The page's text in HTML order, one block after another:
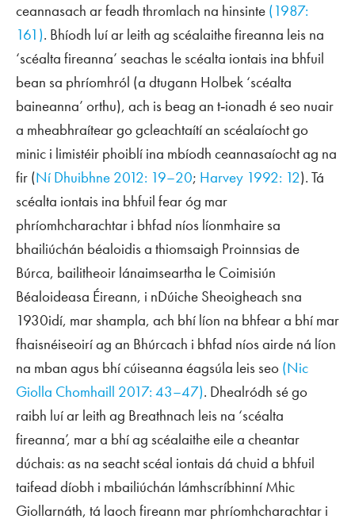
ceannasach ar feadh thromlach na hinsinte (1987:
161). Bhíodh luí ar leith ag scéalaithe fireanna leis na
‘scéalta fireanna’ seachas le scéalta iontais ina bhfuil
bean sa phríomhról (a dtugann Holbek ‘scéalta
baineanna’ orthu), ach is beag an t‑ionadh é seo nuair
a mheabhraítear go gcleachtaítí an scéalaíocht go
minic i limistéir phoiblí ina mbíodh ceannasaíocht ag na
fir (Ní Dhuibhne 2012: 19–20; Harvey 1992: 12). Tá
scéalta iontais ina bhfuil fear óg mar
phríomhcharachtar i bhfad níos líonmhaire sa
bhailiúchán béaloidis a thiomsaigh Proinnsias de
Búrca, bailitheoir lánaimseartha le Coimisiún
Béaloideasa Éireann, i nDúiche Sheoigheach sna
1930idí, mar shampla, ach bhí líon na bhfear a bhí mar
fhaisnéiseoirí ag an Bhúrcach i bhfad níos airde ná líon
na mban agus bhí cúiseanna éagsúla leis seo (Nic
Giolla Chomhaill 2017: 43–47). Dhealródh sé go
raibh luí ar leith ag Breathnach leis na ‘scéalta
fireanna’, mar a bhí ag scéalaithe eile a cheantar
dúchais: as na seacht scéal iontais dá chuid a bhfuil
taifead díobh i mbailiúchán lámhscríbhinní Mhic
Giollarnáth, tá laoch fireann mar phríomhcharachtar i